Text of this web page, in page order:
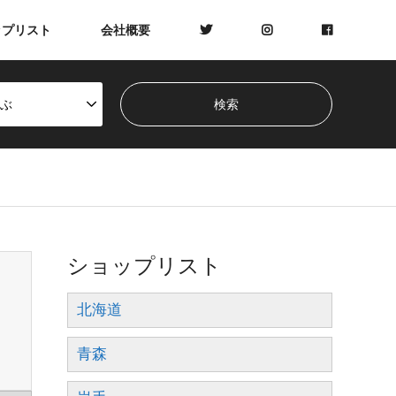
リスト 会社概要
ショップリスト
北海道
青森